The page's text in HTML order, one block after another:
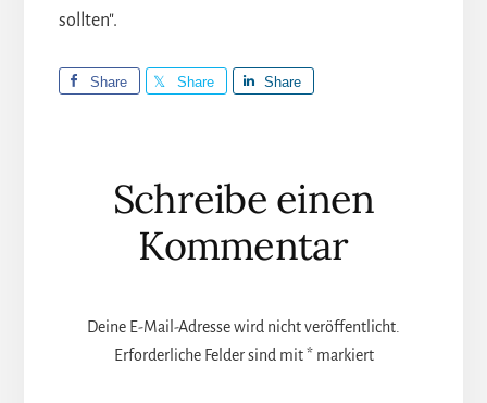
sollten".
Share Share Share
Leser-
Interaktionen
Schreibe einen
Kommentar
Deine E-Mail-Adresse wird nicht veröffentlicht.
Erforderliche Felder sind mit*markiert